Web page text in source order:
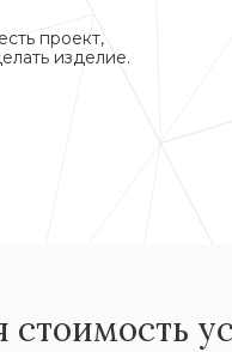
проект,
изделие.